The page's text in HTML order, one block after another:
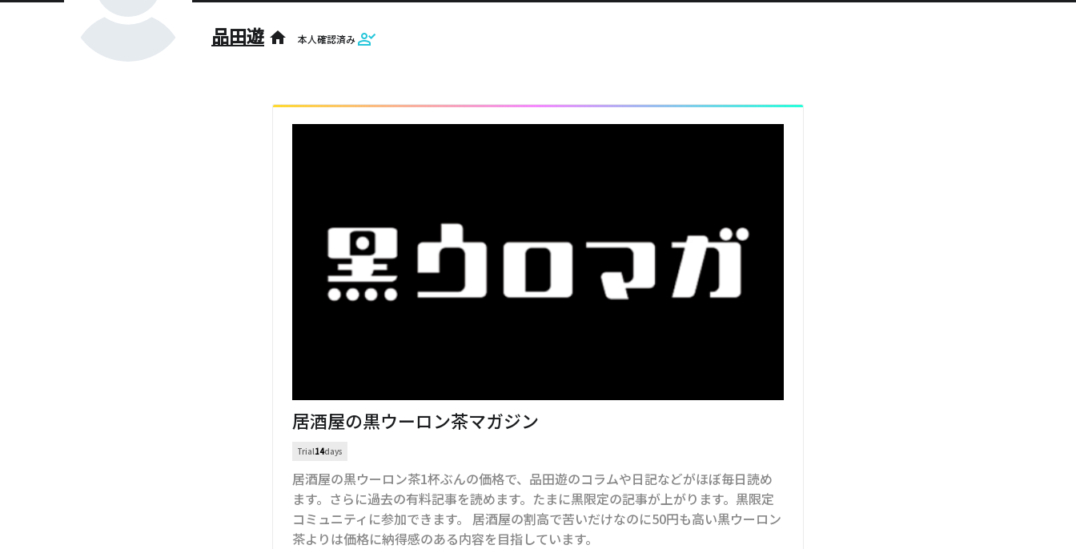
品田遊 home 本人確認済み
居酒屋の黒ウーロン茶マガジン
Trial14days
居酒屋の黒ウーロン茶1杯ぶんの価格で、品田遊のコラムや日記などがほぼ毎日読め
ます。さらに過去の有料記事を読めます。たまに黒限定の記事が上がります。黒限定
コミュニティに参加できます。 居酒屋の割高で苦いだけなのに50円も高い黒ウーロン
茶よりは価格に納得感のある内容を目指しています。